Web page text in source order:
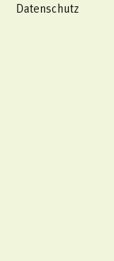
Datenschutz